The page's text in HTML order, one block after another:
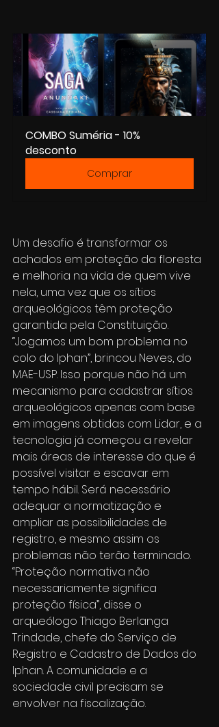
COMBO Suméria - 10%
desconto
Comprar
Um desafio é transformar os
achados em proteção da floresta
e melhoria na vida de quem vive
nela, uma vez que os sítios
arqueológicos têm proteção
garantida pela Constituição.
“Jogamos um bom problema no
colo do Iphan”, brincou Neves, do
MAE-USP. Isso porque não há um
mecanismo para cadastrar sítios
arqueológicos apenas com base
em imagens obtidas com Lidar, e a
tecnologia já começou a revelar
mais áreas de interesse do que é
possível visitar e escavar em
tempo hábil. Será necessário
adequar a normatização e
ampliar as possibilidades de
registro, e mesmo assim os
problemas não terão terminado.
“Proteção normativa não
necessariamente significa
proteção física”, disse o
arqueólogo Thiago Berlanga
Trindade, chefe do Serviço de
Registro e Cadastro de Dados do
Iphan. A comunidade e a
sociedade civil precisam se
envolver na fiscalização.